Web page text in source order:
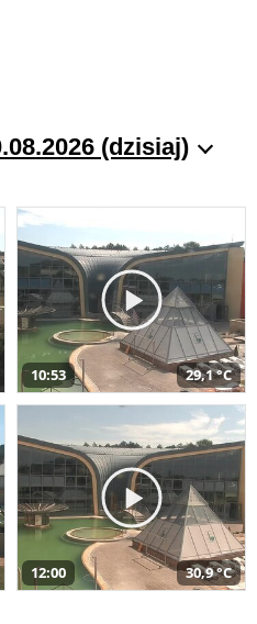
(dzisiaj)
10:53 29,1 °C
12:00 30,9 °C